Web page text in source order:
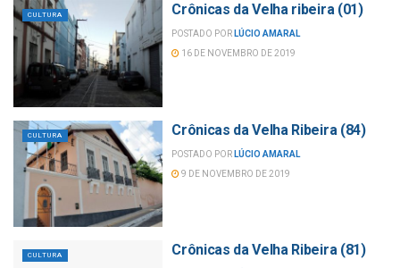
CULTURA Crônicas da Velha ribeira (01)
POSTADO POR LÚCIO AMARAL
16 DE NOVEMBRO DE 2019
CULTURA Crônicas da Velha Ribeira (84)
POSTADO POR LÚCIO AMARAL
9 DE NOVEMBRO DE 2019
CULTURA Crônicas da Velha Ribeira (81)